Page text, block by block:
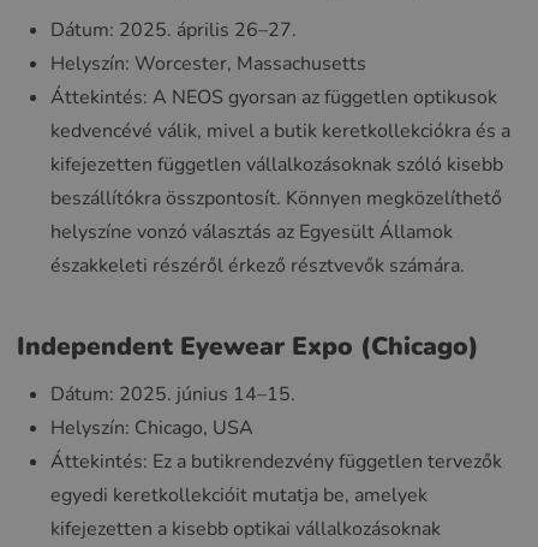
Dátum: 2025. április 26–27.
Helyszín: Worcester, Massachusetts
Áttekintés: A NEOS gyorsan az független optikusok
kedvencévé válik, mivel a butik keretkollekciókra és a
kifejezetten független vállalkozásoknak szóló kisebb
beszállítókra összpontosít. Könnyen megközelíthető
helyszíne vonzó választás az Egyesült Államok
északkeleti részéről érkező résztvevők számára.
Independent Eyewear Expo (Chicago)
Dátum: 2025. június 14–15.
Helyszín: Chicago, USA
Áttekintés: Ez a butikrendezvény független tervezők
egyedi keretkollekcióit mutatja be, amelyek
kifejezetten a kisebb optikai vállalkozásoknak